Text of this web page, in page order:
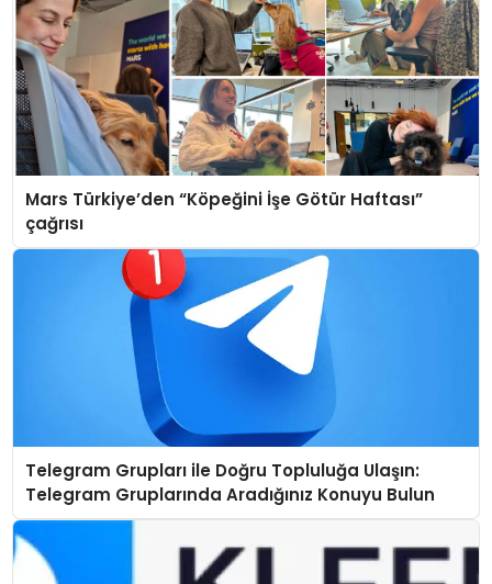
Mars Türkiye’den “Köpeğini İşe Götür Haftası”
çağrısı
Telegram Grupları ile Doğru Topluluğa Ulaşın:
Telegram Gruplarında Aradığınız Konuyu Bulun